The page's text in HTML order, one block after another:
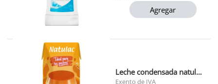
Agregar
Leche condensada natulac 340 gr
Exento de IVA